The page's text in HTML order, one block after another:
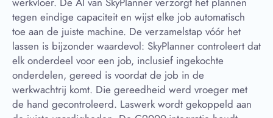
tegen eindige capaciteit en wijst elke job automatisch
toe aan de juiste machine. De verzamelstap vóór het
lassen is bijzonder waardevol: SkyPlanner controleert dat
elk onderdeel voor een job, inclusief ingekochte
onderdelen, gereed is voordat de job in de
werkwachtrij komt. Die gereedheid werd vroeger met
de hand gecontroleerd. Laswerk wordt gekoppeld aan